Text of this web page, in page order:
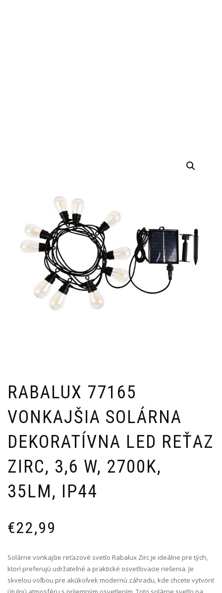
RABALUX 77165
VONKAJŠIA SOLÁRNA
DEKORATÍVNA LED REŤAZ
ZIRC, 3,6 W, 2700K,
35LM, IP44
€22,99
Solárne vonkajšie reťazové svetlo Rabalux Zirc je ideálne pre tých,
ktorí preferujú udržateľné a praktické osvetľovacie riešenia. Je
skvelou voľbou pre akúkoľvek modernú záhradu, kde chcete vytvoriť